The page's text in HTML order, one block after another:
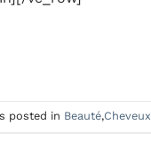
posted in Beauté,Cheveux